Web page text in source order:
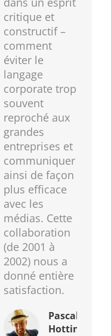
critique et
constructif –
comment
éviter le
langage
corporate trop
souvent
reproché aux
grandes
entreprises et
communiquer
ainsi de façon
plus efficace
avec les
médias. Cette
collaboration
(de 2001 à
2002) nous a
donné entière
satisfaction.
Pascal
Hottinger